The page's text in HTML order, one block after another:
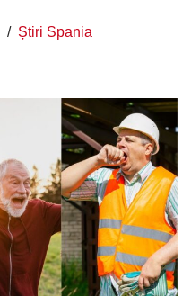
Știri Spania